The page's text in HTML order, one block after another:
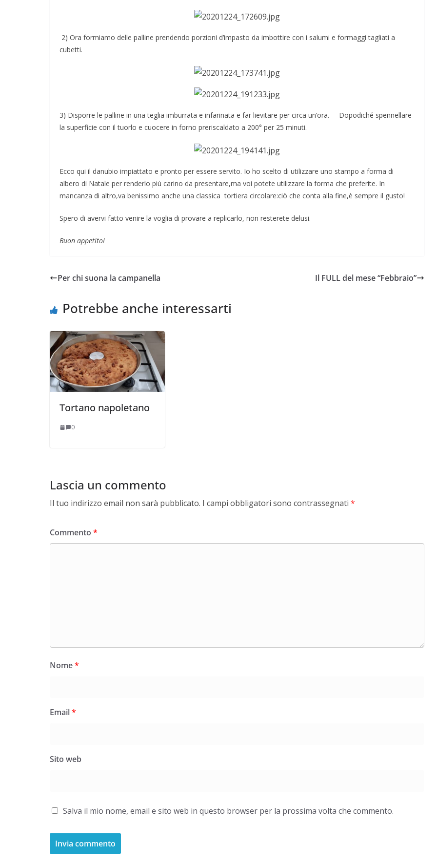
2) Ora formiamo delle palline prendendo porzioni d’impasto da imbottire con i salumi e formaggi tagliati a
cubetti.
3) Disporre le palline in una teglia imburrata e infarinata e far lievitare per circa un’ora. Dopodiché spennellare
la superficie con il tuorlo e cuocere in forno preriscaldato a 200° per 25 minuti.
Ecco qui il danubio impiattato e pronto per essere servito. Io ho scelto di utilizzare uno stampo a forma di
albero di Natale per renderlo più carino da presentare,ma voi potete utilizzare la forma che preferite. In
mancanza di altro,va benissimo anche una classica tortiera circolare:ciò che conta alla fine,è sempre il gusto!
Spero di avervi fatto venire la voglia di provare a replicarlo, non resterete delusi.
Buon appetito!
Per chi suona la campanella Il FULL del mese “Febbraio”
Potrebbe anche interessarti
Tortano napoletano
0
Lascia un commento
Il tuo indirizzo email non sarà pubblicato. I campi obbligatori sono contrassegnati *
Commento *
Nome*
Email*
Sito web
Salva il mio nome, email e sito web in questo browser per la prossima volta che commento.
Justice on a Saigon Street”